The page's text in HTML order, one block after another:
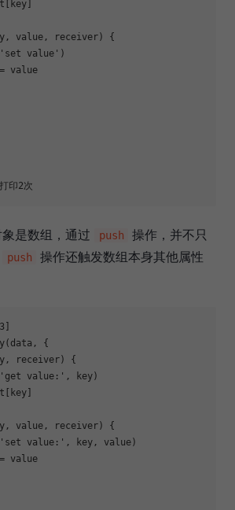
value, receiver) {
'set value' )
value
2次
是数组，通过 push
操作，并不只
push
操作还触发数组本身其他属性
3
(data, {
receiver) {
'get value:' , key)
value, receiver) {
'set value:' , key, value)
value